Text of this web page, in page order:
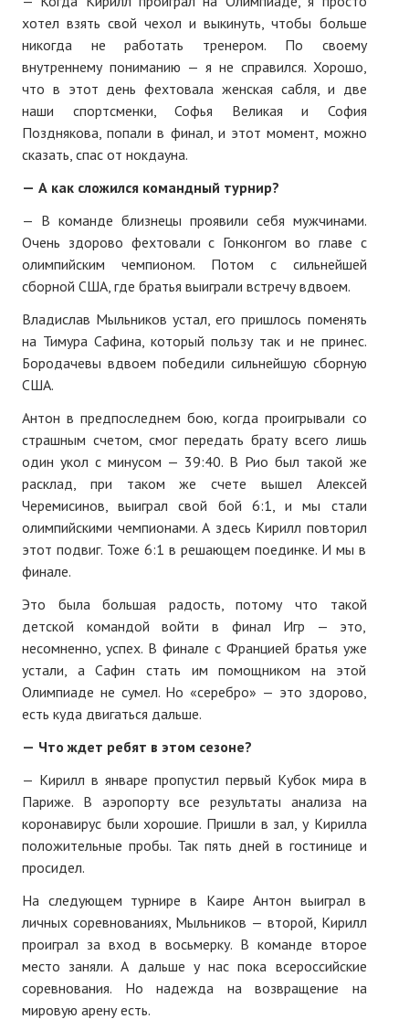
хотел взять свой чехол и выкинуть, чтобы больше
никогда не работать тренером. По своему
внутреннему пониманию — я не справился. Хорошо,
что в этот день фехтовала женская сабля, и две
наши спортсменки, Софья Великая и София
Позднякова, попали в финал, и этот момент, можно
сказать, спас от нокдауна.
— А как сложился командный турнир?
— В команде близнецы проявили себя мужчинами.
Очень здорово фехтовали с Гонконгом во главе с
олимпийским чемпионом. Потом с сильнейшей
сборной США, где братья выиграли встречу вдвоем.
Владислав Мыльников устал, его пришлось поменять
на Тимура Сафина, который пользу так и не принес.
Бородачевы вдвоем победили сильнейшую сборную
США.
Антон в предпоследнем бою, когда проигрывали со
страшным счетом, смог передать брату всего лишь
один укол с минусом — 39:40. В Рио был такой же
расклад, при таком же счете вышел Алексей
Черемисинов, выиграл свой бой 6:1, и мы стали
олимпийскими чемпионами. А здесь Кирилл повторил
этот подвиг. Тоже 6:1 в решающем поединке. И мы в
финале.
Это была большая радость, потому что такой
детской командой войти в финал Игр — это,
несомненно, успех. В финале с Францией братья уже
устали, а Сафин стать им помощником на этой
Олимпиаде не сумел. Но «серебро» — это здорово,
есть куда двигаться дальше.
— Что ждет ребят в этом сезоне?
— Кирилл в январе пропустил первый Кубок мира в
Париже. В аэропорту все результаты анализа на
коронавирус были хорошие. Пришли в зал, у Кирилла
положительные пробы. Так пять дней в гостинице и
просидел.
На следующем турнире в Каире Антон выиграл в
личных соревнованиях, Мыльников — второй, Кирилл
проиграл за вход в восьмерку. В команде второе
место заняли. А дальше у нас пока всероссийские
соревнования. Но надежда на возвращение на
мировую арену есть.